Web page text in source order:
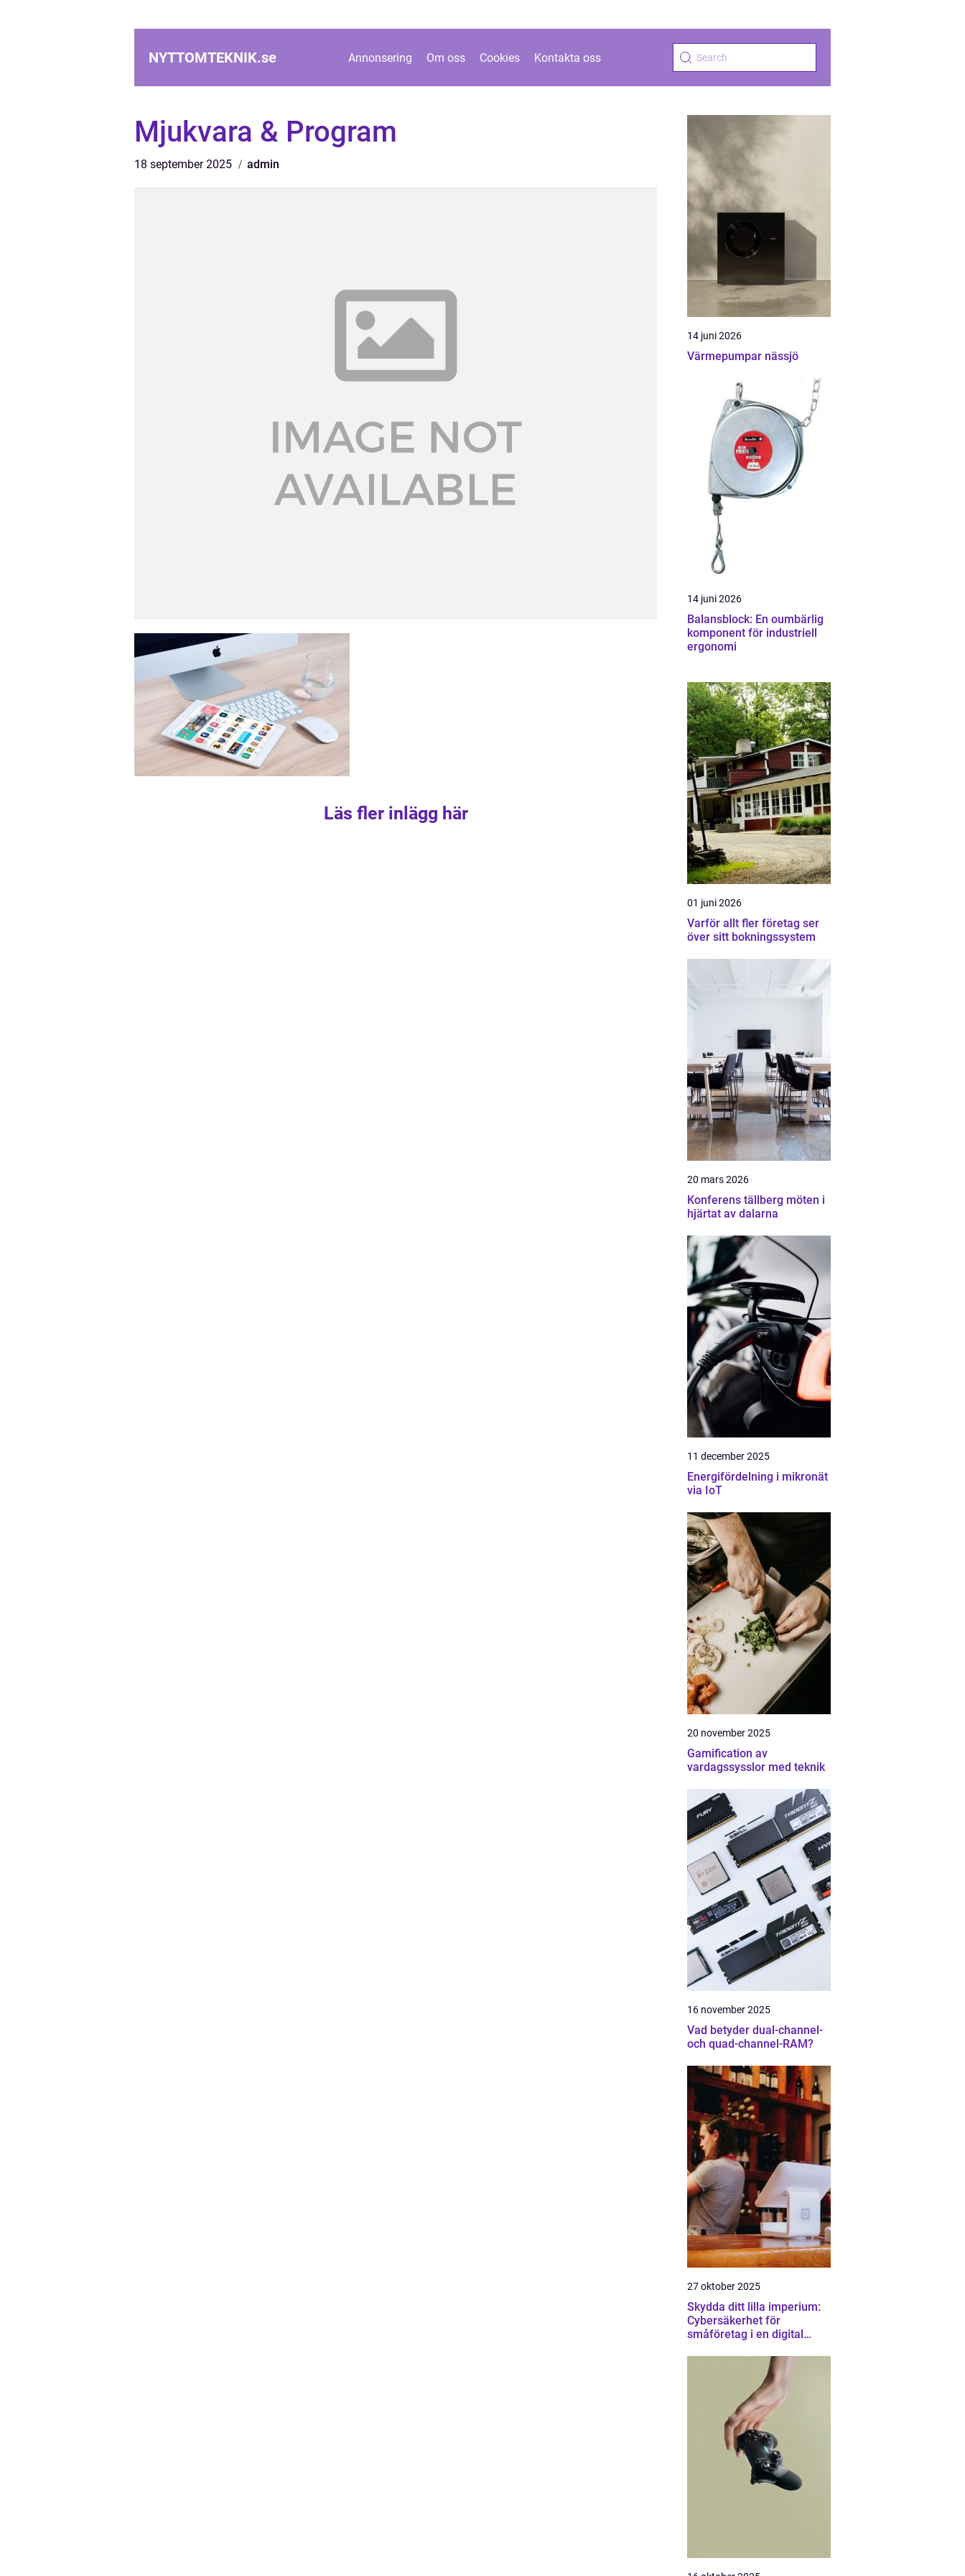
NYTTOMTEKNIK.se Annonsering Om oss Cookies Kontakta oss
Mjukvara & Program
18 september 2025 admin
Läs fler inlägg här
14 juni 2026
Värmepumpar nässjö
14 juni 2026
Balansblock: En oumbärlig
komponent för industriell
ergonomi
01 juni 2026
Varför allt fler företag ser
över sitt bokningssystem
20 mars 2026
Konferens tällberg möten i
hjärtat av dalarna
11 december 2025
Energifördelning i mikronät
via IoT
20 november 2025
Gamification av
vardagssysslor med teknik
16 november 2025
Vad betyder dual-channel-
och quad-channel-RAM?
27 oktober 2025
Skydda ditt lilla imperium:
Cybersäkerhet för
småföretag i en digital